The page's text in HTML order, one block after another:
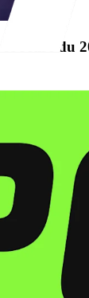
retire du
Leon
disciplines